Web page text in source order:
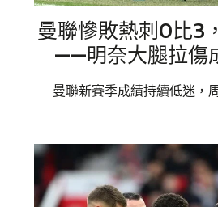
曼聯慘敗熱刺0比3
——明奈大腿拉傷
曼聯新賽季成績持續低迷，